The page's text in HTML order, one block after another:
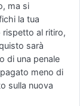
ma si
la tua
rispetto al ritiro,
sarà
di una penale
meno di
sulla nuova